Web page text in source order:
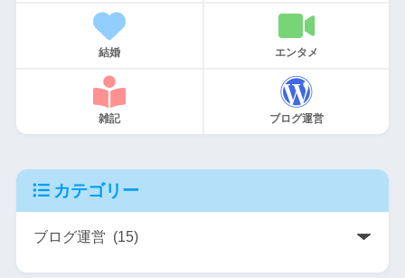
結婚 エンタメ
雑記 ブログ運営
カテゴリー